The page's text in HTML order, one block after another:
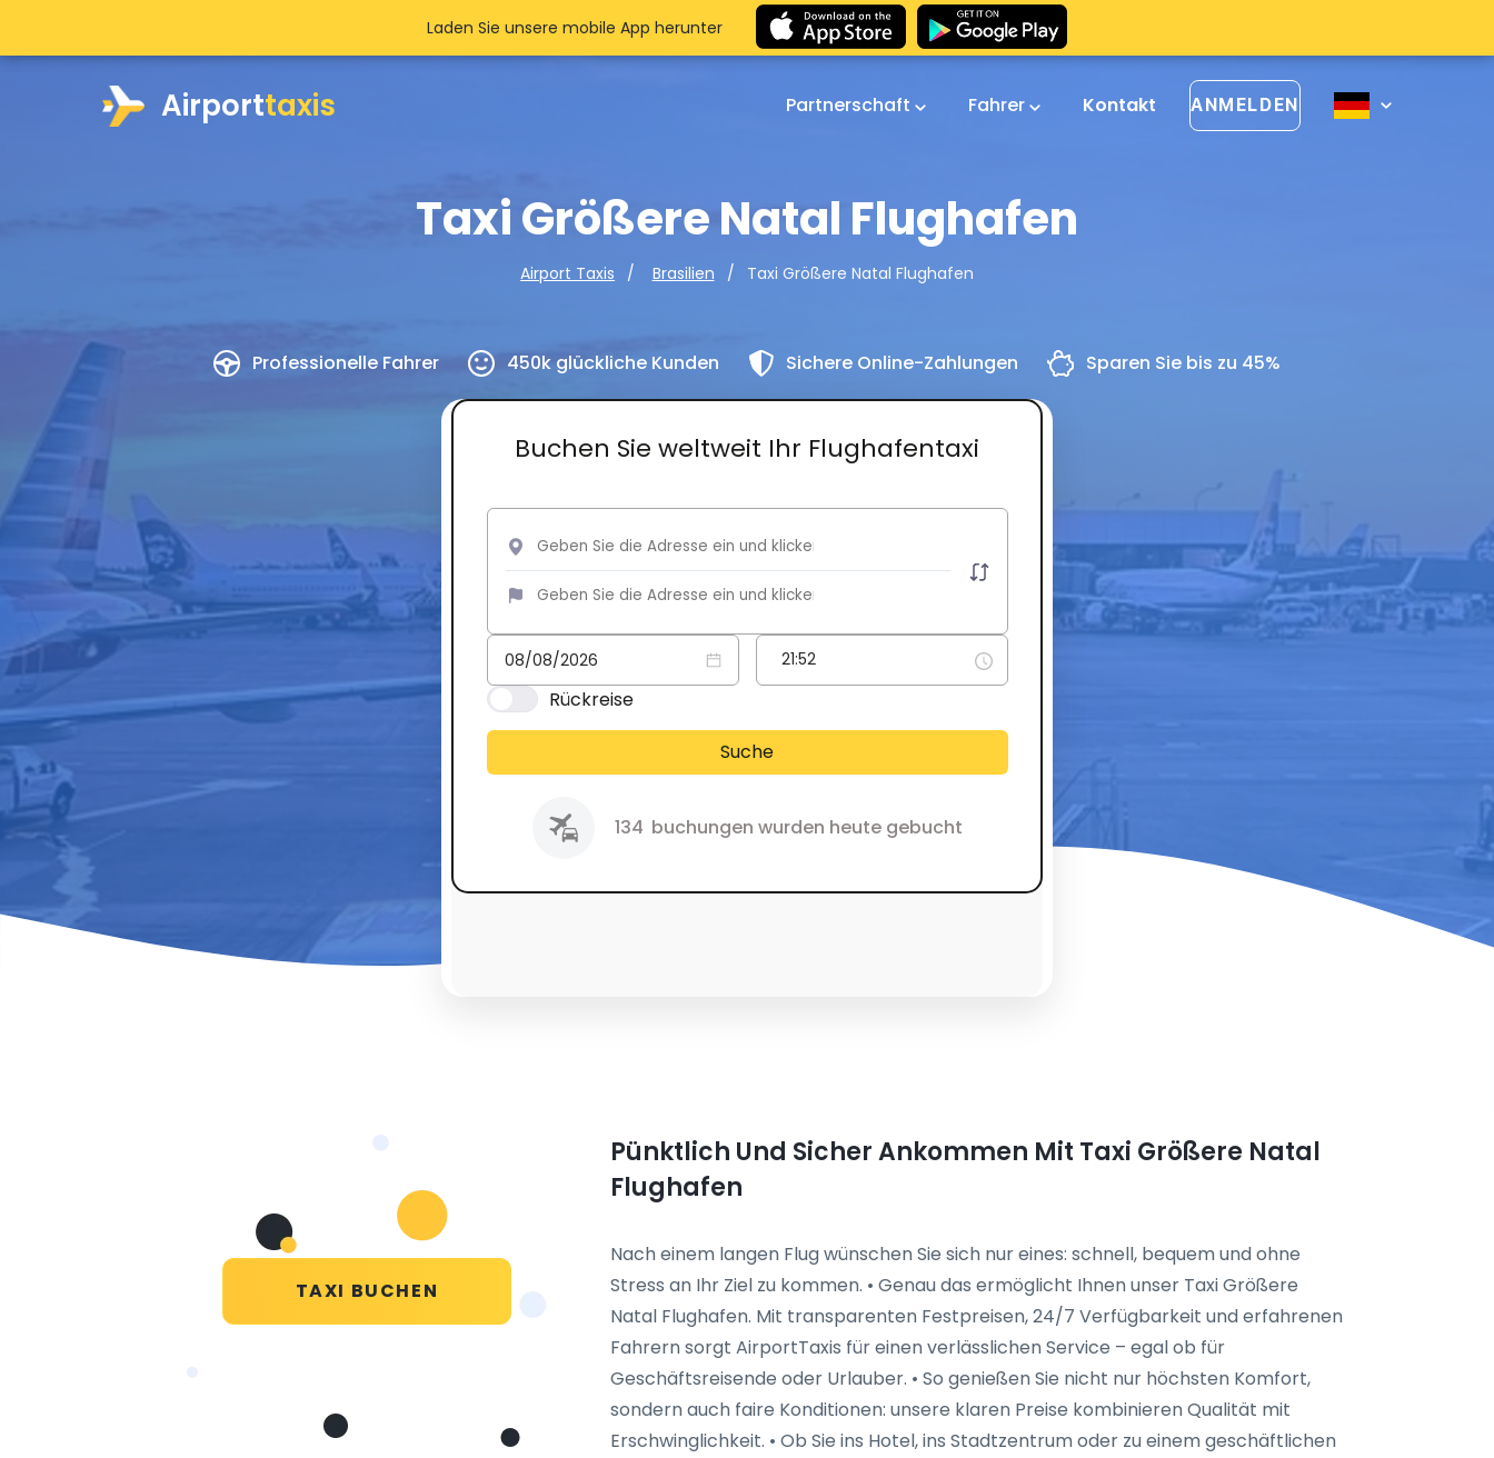
Airporttaxis Partnerschaft Fahrer Kontakt ANMELDEN
Taxi Größere Natal Flughafen
Airport Taxis Brasilien Taxi Größere Natal Flughafen
Professionelle Fahrer 450k glückliche Kunden Sichere Online-Zahlungen Sparen Sie bis zu 45%
Buchen Sie weltweit Ihr Flughafentaxi
Rückreise
Suche
134 buchungen wurden heute gebucht
Laden Sie unsere mobile App herunter
TAXI BUCHEN
Pünktlich Und Sicher Ankommen Mit Taxi Größere Natal
Flughafen
Nach einem langen Flug wünschen Sie sich nur eines: schnell, bequem und ohne
Stress an Ihr Ziel zu kommen. • Genau das ermöglicht Ihnen unser Taxi Größere
Natal Flughafen. Mit transparenten Festpreisen, 24/7 Verfügbarkeit und erfahrenen
Fahrern sorgt AirportTaxis für einen verlässlichen Service – egal ob für
Geschäftsreisende oder Urlauber. • So genießen Sie nicht nur höchsten Komfort,
sondern auch faire Konditionen: unsere klaren Preise kombinieren Qualität mit
Erschwinglichkeit. • Ob Sie ins Hotel, ins Stadtzentrum oder zu einem geschäftlichen